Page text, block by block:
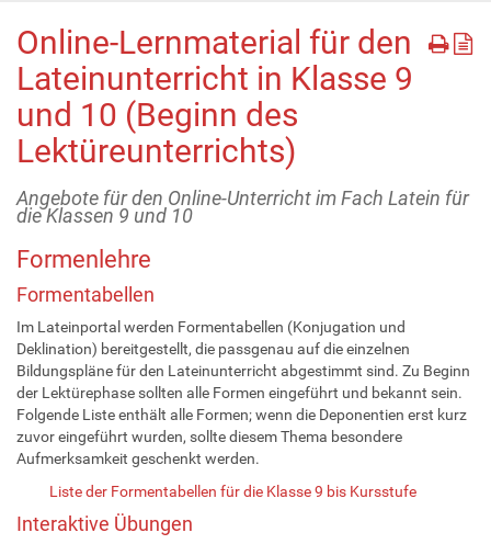
Online-Lernmaterial für den
Lateinunterricht in Klasse 9
und 10 (Beginn des
Lektüreunterrichts)
Angebote für den Online-Unterricht im Fach Latein für
die Klassen 9 und 10
Formenlehre
Formentabellen
Im Lateinportal werden Formentabellen (Konjugation und
Deklination) bereitgestellt, die passgenau auf die einzelnen
Bildungspläne für den Lateinunterricht abgestimmt sind. Zu Beginn
der Lektürephase sollten alle Formen eingeführt und bekannt sein.
Folgende Liste enthält alle Formen; wenn die Deponentien erst kurz
zuvor eingeführt wurden, sollte diesem Thema besondere
Aufmerksamkeit geschenkt werden.
Liste der Formentabellen für die Klasse 9 bis Kursstufe
Interaktive Übungen